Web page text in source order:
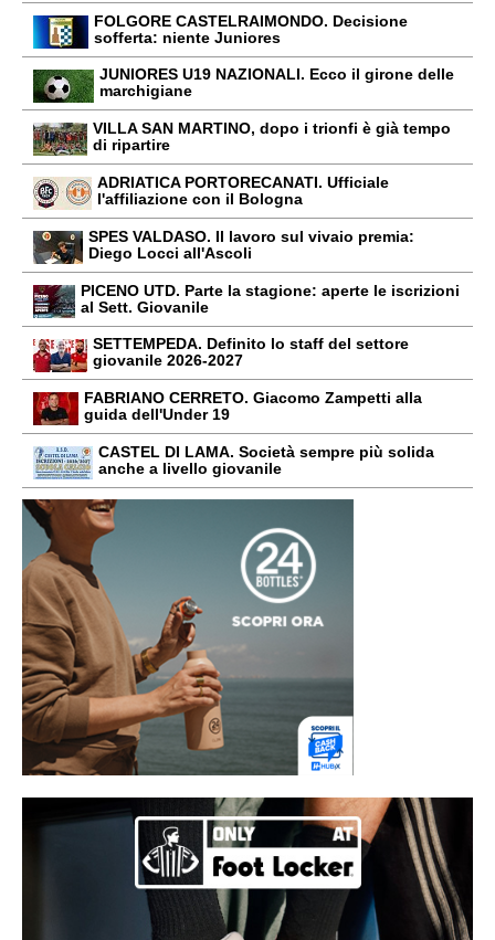
FOLGORE CASTELRAIMONDO. Decisione
sofferta: niente Juniores
JUNIORES U19 NAZIONALI. Ecco il girone delle
marchigiane
VILLA SAN MARTINO, dopo i trionfi è già tempo
di ripartire
ADRIATICA PORTORECANATI. Ufficiale
l'affiliazione con il Bologna
SPES VALDASO. Il lavoro sul vivaio premia:
Diego Locci all'Ascoli
PICENO UTD. Parte la stagione: aperte le iscrizioni
al Sett. Giovanile
SETTEMPEDA. Definito lo staff del settore
giovanile 2026-2027
FABRIANO CERRETO. Giacomo Zampetti alla
guida dell'Under 19
CASTEL DI LAMA. Società sempre più solida
anche a livello giovanile